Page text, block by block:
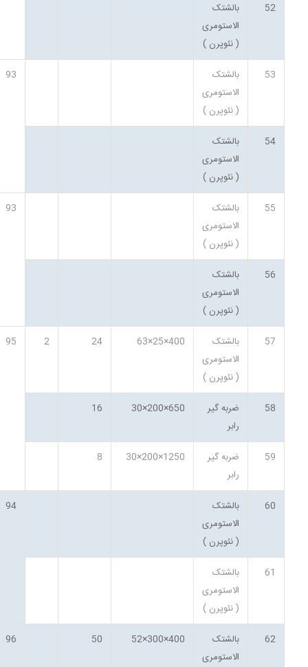
52
بالشتک
الاستومری
( نئوپرن )
53
بالشتک
الاستومری
( نئوپرن )
93
54
بالشتک
الاستومری
( نئوپرن )
55
بالشتک
الاستومری
( نئوپرن )
93
56
بالشتک
الاستومری
( نئوپرن )
57
بالشتک
الاستومری
( نئوپرن )
400×25×63
24
2
95
58
ضربه گیر
رابر
650×200×30
16
59
ضربه گیر
رابر
1250×200×30
8
60
بالشتک
الاستومری
( نئوپرن )
94
61
بالشتک
الاستومری
( نئوپرن )
62
بالشتک
الاستومری
400×300×52
50
96